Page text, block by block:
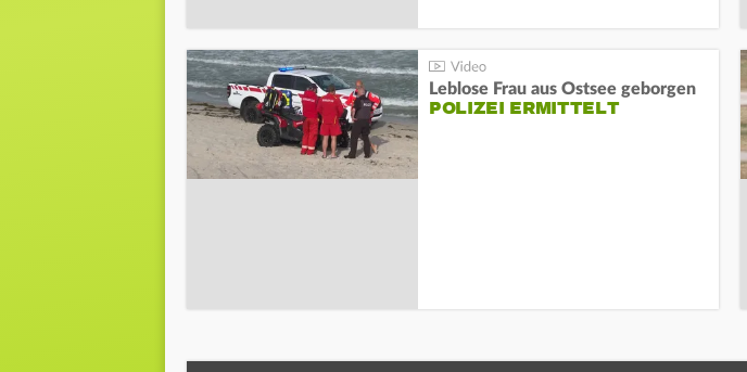
Leblose Frau aus Ostsee geborgen
POLIZEI ERMITTELT